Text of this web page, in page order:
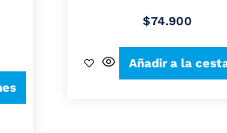
$74.900
Añadir a la